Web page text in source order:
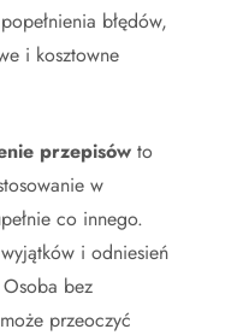
błędów,
i kosztowne
przepisów to
w
co innego.
i odniesień
bez
przeoczyć